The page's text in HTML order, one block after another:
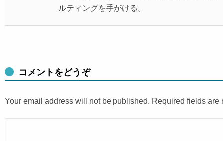
ルティングを手がける。
コメントをどうぞ
Your email address will not be published. Required fields are